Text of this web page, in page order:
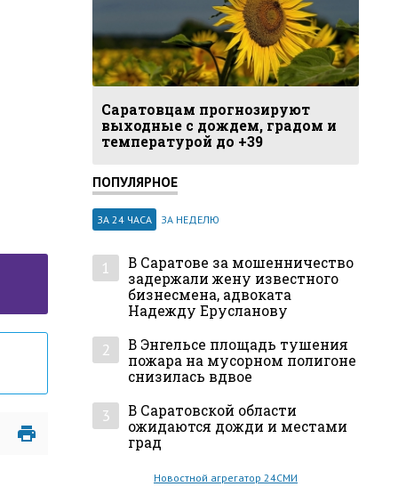
Саратовцам прогнозируют
выходные с дождем, градом и
температурой до +39
ПОПУЛЯРНОЕ
ЗА 24 ЧАСА ЗА НЕДЕЛЮ
1
В Саратове за мошенничество
задержали жену известного
бизнесмена, адвоката
Надежду Ерусланову
2
В Энгельсе площадь тушения
пожара на мусорном полигоне
снизилась вдвое
3
В Саратовской области
ожидаются дожди и местами
град
Новостной агрегатор 24СМИ